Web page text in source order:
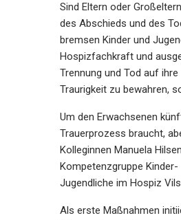
Sind Eltern oder
des Abschieds und des
bremsen Kinder und
Hospizfachkraft und
Trennung und Tod auf
Traurigkeit zu bewahren,
Um den Erwachsenen
Trauerprozess braucht,
Kolleginnen Manuela
Kompetenzgruppe
Jugendliche im Hospiz
Als erste Maßnahmen